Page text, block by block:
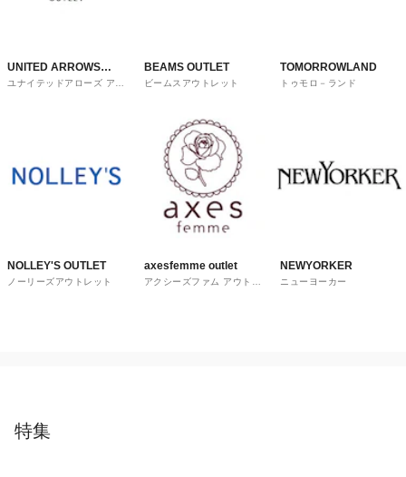
UNITED ARROWS
OUTLET
ユナイテッドアローズ アウ
BEAMS OUTLET
ビームスアウトレット
TOMORROWLAND
トゥモロ－ランド
NOLLEY'S OUTLET
ノーリーズアウトレット
axesfemme outlet
アクシーズファム アウトレ
NEWYORKER
ニューヨーカー
特集